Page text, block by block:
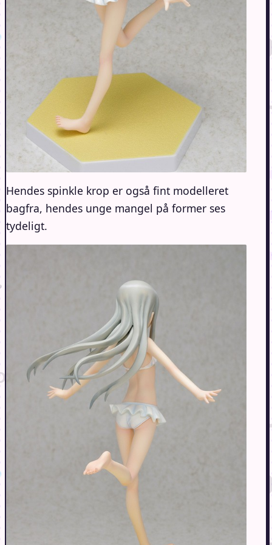
Hendes spinkle krop er også fint modelleret
bagfra, hendes unge mangel på former ses
tydeligt.